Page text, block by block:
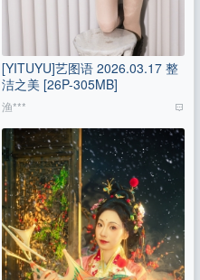
[YITUYU]艺图语 2026.03.17 整
洁之美 [26P-305MB]
渔***